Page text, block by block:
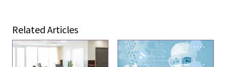
Related Articles